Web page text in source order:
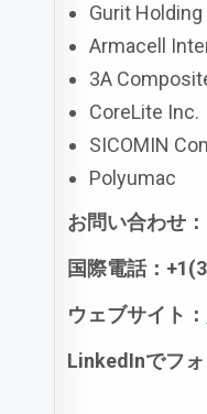
Gurit Holding
Armacell
3A
CoreLite Inc.
SICOMIN
Polyumac
お問い合わせ：
国際電話：
ウェブサイト：
LinkedInでフォ